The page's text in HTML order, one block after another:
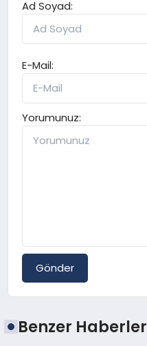
Ad Soyad:
E-Mail:
Yorumunuz:
Gönder
Benzer Haberler